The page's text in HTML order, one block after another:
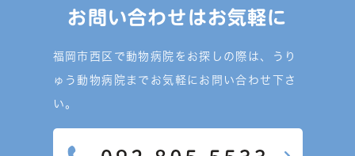
お問い合わせはお気軽に
福岡市西区で動物病院をお探しの際は、うり
ゅう動物病院までお気軽にお問い合わせ下さ
い。